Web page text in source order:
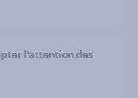
l'attention des